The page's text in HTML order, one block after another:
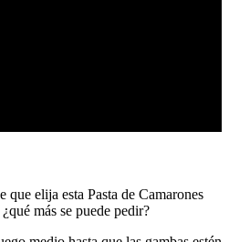
elija esta Pasta de Camarones
más se puede pedir?